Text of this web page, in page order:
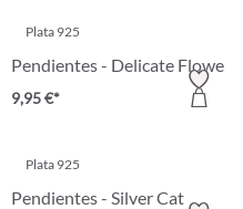
Plata 925
Pendientes - Delicate Flower
9,95 €*
Plata 925
Pendientes - Silver Cat